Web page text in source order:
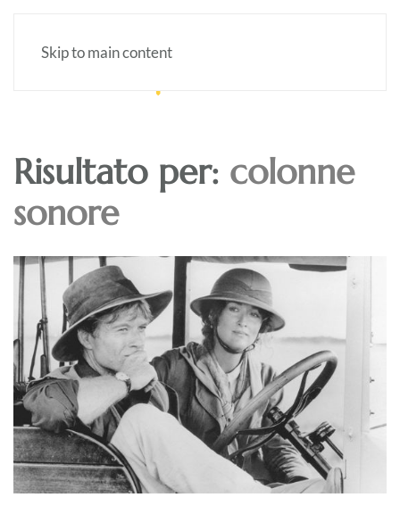
Skip to main content
Risultato per: colonne
sonore